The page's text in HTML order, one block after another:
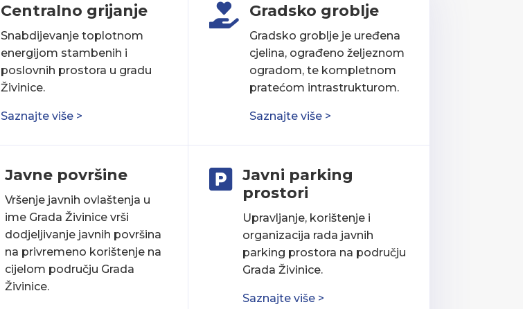
Centralno grijanje
Snabdijevanje toplotnom
energijom stambenih i
poslovnih prostora u gradu
Živinice.
Saznajte više >
Javne površine
Vršenje javnih ovlaštenja u
ime Grada Živinice vrši
dodjeljivanje javnih površina
na privremeno korištenje na
cijelom području Grada
Živinice.
 Gradsko groblje
Gradsko groblje je uređena
cjelina, ograđeno željeznom
ogradom, te kompletnom
pratećom intrastrukturom.
Saznajte više >

Javni parking
prostori
Upravljanje, korištenje i
organizacija rada javnih
parking prostora na području
Grada Živinice.
Saznajte više >